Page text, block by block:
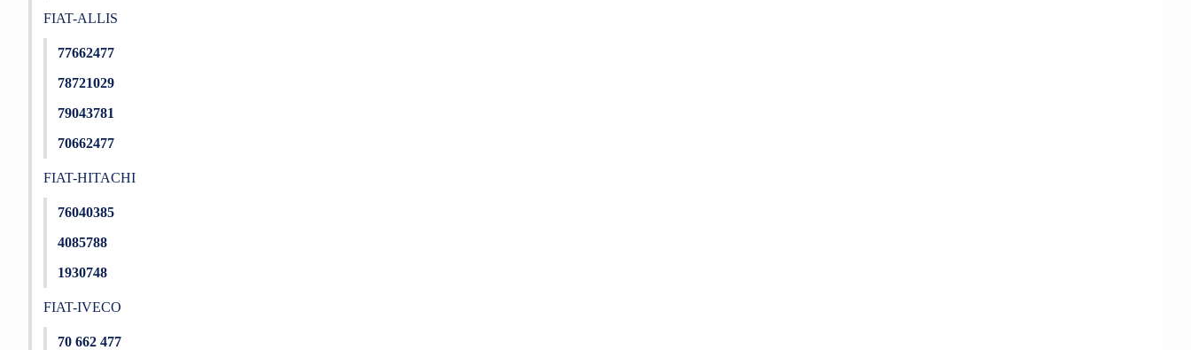
FIAT-ALLIS
77662477
78721029
79043781
70662477
FIAT-HITACHI
76040385
4085788
1930748
FIAT-IVECO
70 662 477